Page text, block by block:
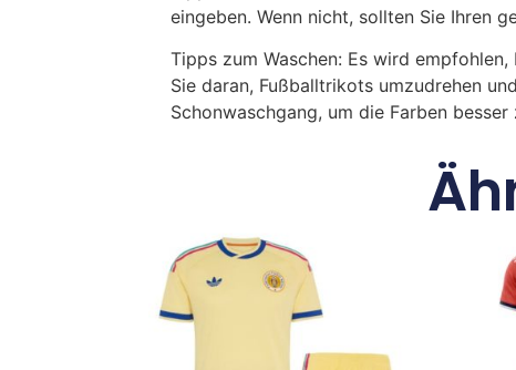
eingeben. Wenn nicht, sollten Sie Ihren
Tipps zum Waschen: Es wird
Sie daran, Fußballtrikots umzudrehen
Schonwaschgang, um die Farben besser